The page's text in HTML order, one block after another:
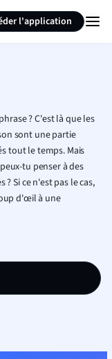
l'application
? C'est là que les
sont une partie
tout le temps. Mais
tu penser à des
Si ce n'est pas le cas,
d'œil à une
la page